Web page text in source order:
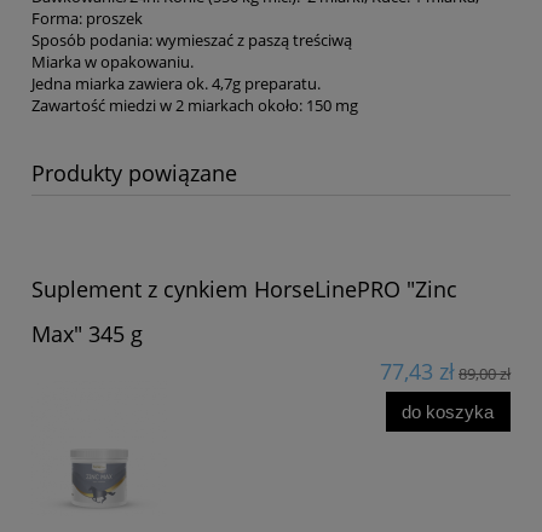
Forma: proszek
Sposób podania:wymieszać z paszą treściwą
Miarka w opakowaniu.
Jedna miarka zawiera ok. 4,7g preparatu.
Zawartość miedzi w 2 miarkach około: 150 mg
Produkty powiązane
Suplement z cynkiem HorseLinePRO "Zinc
Max" 345 g
77,43 zł89,00 zł
do koszyka